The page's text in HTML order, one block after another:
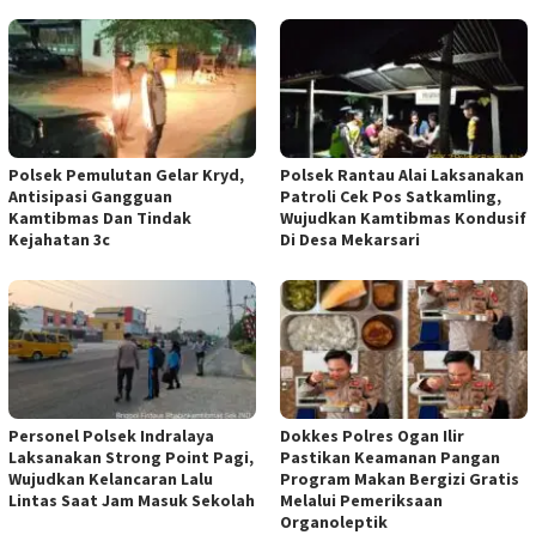
Polsek Pemulutan Gelar Kryd,
Antisipasi Gangguan
Kamtibmas Dan Tindak
Kejahatan 3c
Polsek Rantau Alai Laksanakan
Patroli Cek Pos Satkamling,
Wujudkan Kamtibmas Kondusif
Di Desa Mekarsari
Personel Polsek Indralaya
Laksanakan Strong Point Pagi,
Wujudkan Kelancaran Lalu
Lintas Saat Jam Masuk Sekolah
Dokkes Polres Ogan Ilir
Pastikan Keamanan Pangan
Program Makan Bergizi Gratis
Melalui Pemeriksaan
Organoleptik